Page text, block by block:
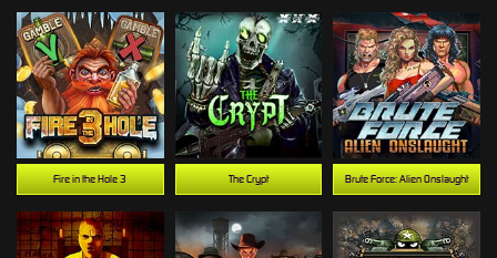
Fire in the Hole 3 The Crypt Brute Force: Alien Onslaught